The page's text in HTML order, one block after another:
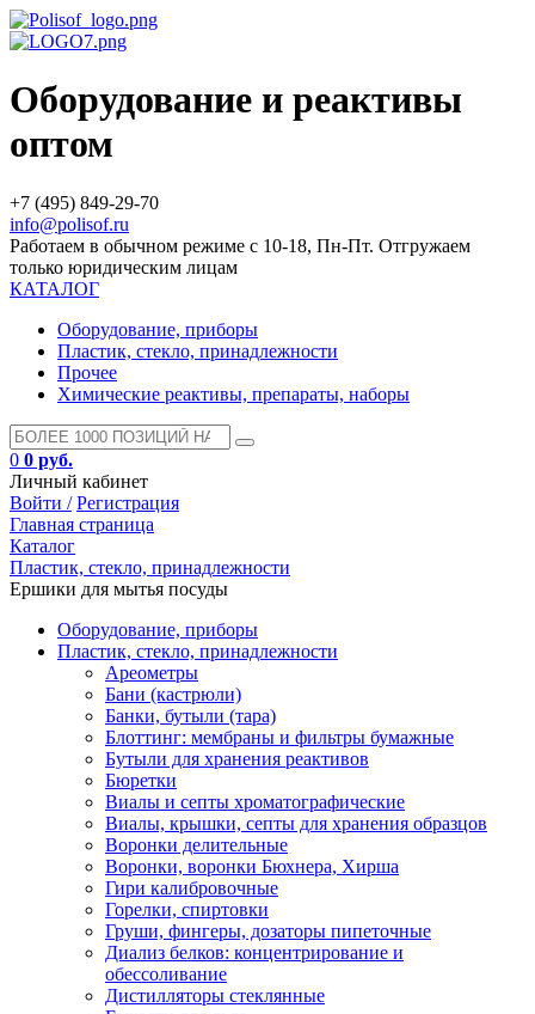
Оборудование и реактивы
оптом
+7 (495) 849-29-70
info@polisof.ru
Работаем в обычном режиме с 10-18, Пн-Пт. Отгружаем
только юридическим лицам
КАТАЛОГ
Оборудование, приборы
Пластик, стекло, принадлежности
Прочее
Химические реактивы, препараты, наборы
0 0 руб.
Личный кабинет
Войти / Регистрация
Главная страница
Каталог
Пластик, стекло, принадлежности
Ершики для мытья посуды
Оборудование, приборы
Пластик, стекло, принадлежности
Ареометры
Бани (кастрюли)
Банки, бутыли (тара)
Блоттинг: мембраны и фильтры бумажные
Бутыли для хранения реактивов
Бюретки
Виалы и септы хроматографические
Виалы, крышки, септы для хранения образцов
Воронки делительные
Воронки, воронки Бюхнера, Хирша
Гири калибровочные
Горелки, спиртовки
Груши, фингеры, дозаторы пипеточные
Диализ белков: концентрирование и
обессоливание
Дистилляторы стеклянные